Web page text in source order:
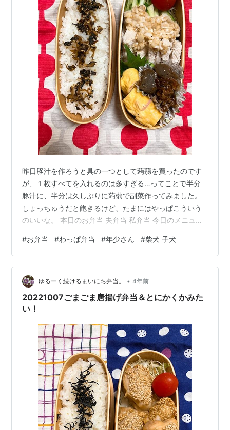
昨日豚汁を作ろうと具の一つとして蒟蒻を買ったのです
が、１枚すべてを入れるのは多すぎる…ってことで半分
豚汁に、半分は久しぶりに蒟蒻で副菜作ってみました。
しょっちゅうだと飽きるけど、たまにはやっぱこういう
のいいな。 本日のお弁当 夫弁当 私弁当 今日のメニュー
トマト） 蒟蒻の甘辛炒め 紅生姜入り玉子焼き ちりめん
高菜ふりかけご飯 今朝のお弁当作り 鶏むね肉にフォーク
でブシブシ穴あけて、塩と酒をぬり込んで耐熱容器に入
れて蓋をしてビストロのオートメニュー棒棒鶏にお任
せ。 たれは市販の胡麻ドレッシングベースにごま油とか
鶏がらスープの素とか炒りごま…
#お弁当 #わっぱ弁当 #年少さん #柴犬 子犬
ゆるーく続けるまいにち弁当。 • 4年前
20221007ごまごま唐揚げ弁当＆とにかくかみた
い！